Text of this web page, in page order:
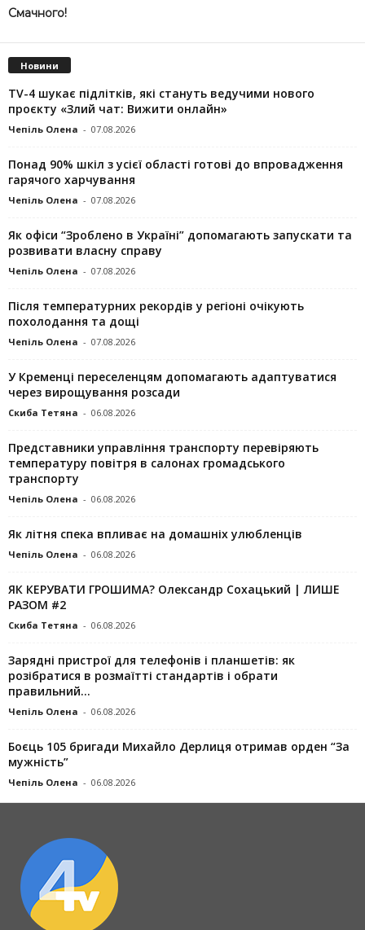
Смачного!
Новини
TV-4 шукає підлітків, які стануть ведучими нового
проєкту «Злий чат: Вижити онлайн»
Чепіль Олена - 07.08.2026
Понад 90% шкіл з усієї області готові до впровадження
гарячого харчування
Чепіль Олена - 07.08.2026
Як офіси “Зроблено в Україні” допомагають запускaти та
розвивати власну справу
Чепіль Олена - 07.08.2026
Після температурних рекордів у регіоні очікують
похолодання та дощі
Чепіль Олена - 07.08.2026
У Кременці переселенцям допомагають адаптуватися
через вирощування розсади
Скиба Тетяна - 06.08.2026
Представники управління транспорту перевіряють
температуру повітря в салонах громадського
транспорту
Чепіль Олена - 06.08.2026
Як літня спека впливає на домашніх улюбленців
Чепіль Олена - 06.08.2026
ЯК КЕРУВАТИ ГРОШИМА? Олександр Сохацький | ЛИШЕ
РАЗОМ #2
Скиба Тетяна - 06.08.2026
Зарядні пристрої для телефонів і планшетів: як
розібратися в розмаїтті стандартів і обрати
правильний...
Чепіль Олена - 06.08.2026
Боєць 105 бригади Михайло Дерлиця отримав орден “За
мужність”
Чепіль Олена - 06.08.2026